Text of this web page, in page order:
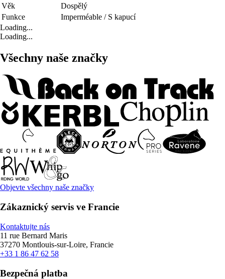
Věk
Dospělý
Funkce
Imperméable / S kapucí
Loading...
Loading...
Všechny naše značky
Objevte všechny naše značky
Zákaznický servis ve Francie
Kontaktujte nás
11 rue Bernard Maris
37270 Montlouis-sur-Loire, Francie
+33 1 86 47 62 58
Bezpečná platba